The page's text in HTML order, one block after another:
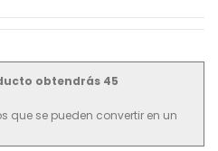
obtendrás 45
que se pueden convertir en un